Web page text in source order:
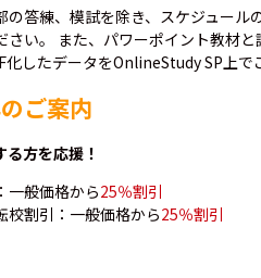
答練、模試を除き、スケジュール
さい。 また、パワーポイント教材
化したデータをOnlineStudy SP上で
ご案内
方を応援！
一般価格から25％割引
校割引：一般価格から25％割引